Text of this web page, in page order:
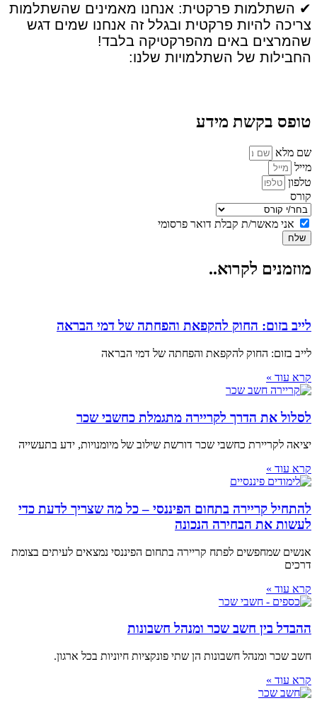
✔ השתלמות פרקטית: אנחנו מאמינים שהשתלמות
צריכה להיות פרקטית ובגלל זה אנחנו שמים דגש
שהמרצים באים מהפרקטיקה בלבד!
החבילות של השתלמויות שלנו:
טופס בקשת מידע
שם מלא
מייל
טלפון
קורס
אני מאשר/ת קבלת דואר פרסומי
שלח
מוזמנים לקרוא..
לייב בזום: החוק להקפאת והפחתה של דמי הבראה
לייב בזום: החוק להקפאת והפחתה של דמי הבראה
קרא עוד »
לסלול את הדרך לקריירה מתגמלת כחשבי שכר
יציאה לקריירת כחשבי שכר דורשת שילוב של מיומנויות, ידע בתעשייה
קרא עוד »
להתחיל קריירה בתחום הפיננסי – כל מה שצריך לדעת כדי
לעשות את הבחירה הנכונה
אנשים שמחפשים לפתח קריירה בתחום הפיננסי נמצאים לעיתים בצומת
דרכים
קרא עוד »
ההבדל בין חשב שכר ומנהל חשבונות
חשב שכר ומנהל חשבונות הן שתי פונקציות חיוניות בכל ארגון.
קרא עוד »